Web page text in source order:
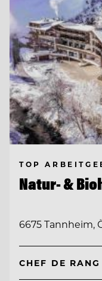
TOP
Natur- &
6675 Tannheim,
CHEF DE RANG